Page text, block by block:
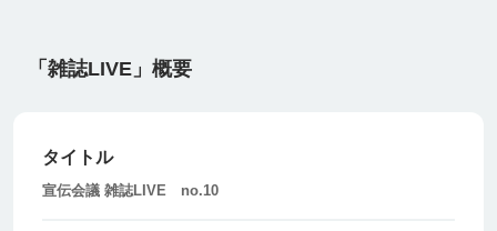
「雑誌LIVE」概要
タイトル
宣伝会議 雑誌LIVE no.10